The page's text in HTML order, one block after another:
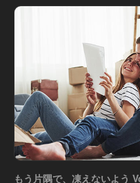
もう片隅で、凍えないよう